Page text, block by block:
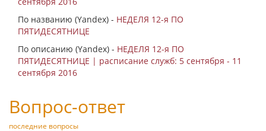
По названию (Yandex) - НЕДЕЛЯ 12-я ПО
ПЯТИДЕСЯТНИЦЕ
По описанию (Yandex) - НЕДЕЛЯ 12-я ПО
ПЯТИДЕСЯТНИЦЕ | расписание служб: 5 сентября - 11
сентября 2016
Вопрос-ответ
последние вопросы